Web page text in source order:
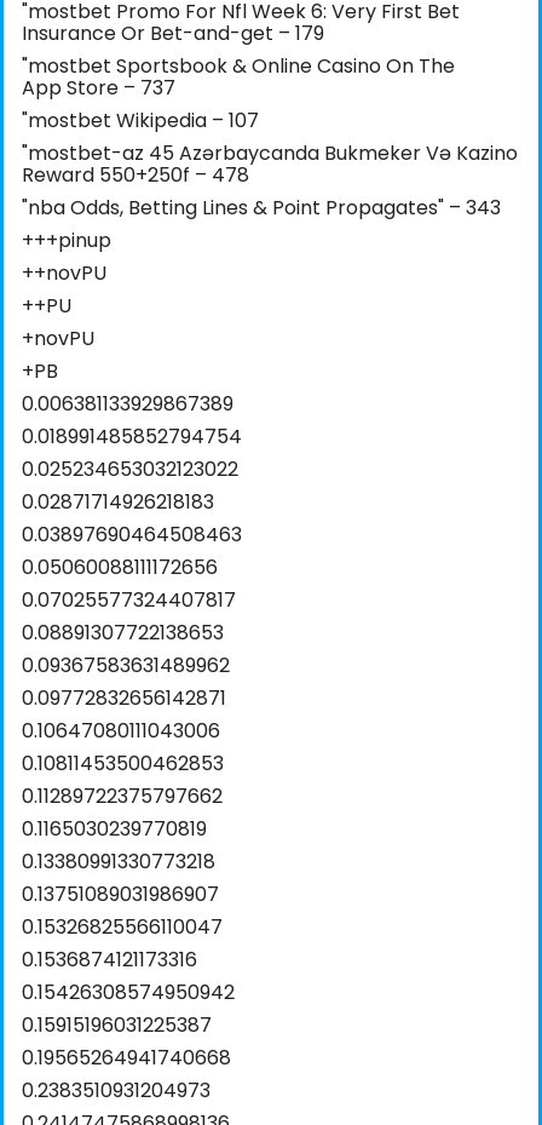
"mostbet Promo For Nfl Week 6: Very First Bet
Insurance Or Bet-and-get – 179
"‎mostbet Sportsbook & Online Casino On The
App Store – 737
"mostbet Wikipedia – 107
"mostbet-az 45 Azərbaycanda Bukmeker Və Kazino
Reward 550+250f – 478
"nba Odds, Betting Lines & Point Propagates" – 343
+++pinup
++novPU
++PU
+novPU
+PB
0.006381133929867389
0.018991485852794754
0.025234653032123022
0.02871714926218183
0.03897690464508463
0.05060088111172656
0.07025577324407817
0.08891307722138653
0.09367583631489962
0.09772832656142871
0.10647080111043006
0.10811453500462853
0.11289722375797662
0.1165030239770819
0.13380991330773218
0.13751089031986907
0.15326825566110047
0.1536874121173316
0.15426308574950942
0.15915196031225387
0.19565264941740668
0.2383510931204973